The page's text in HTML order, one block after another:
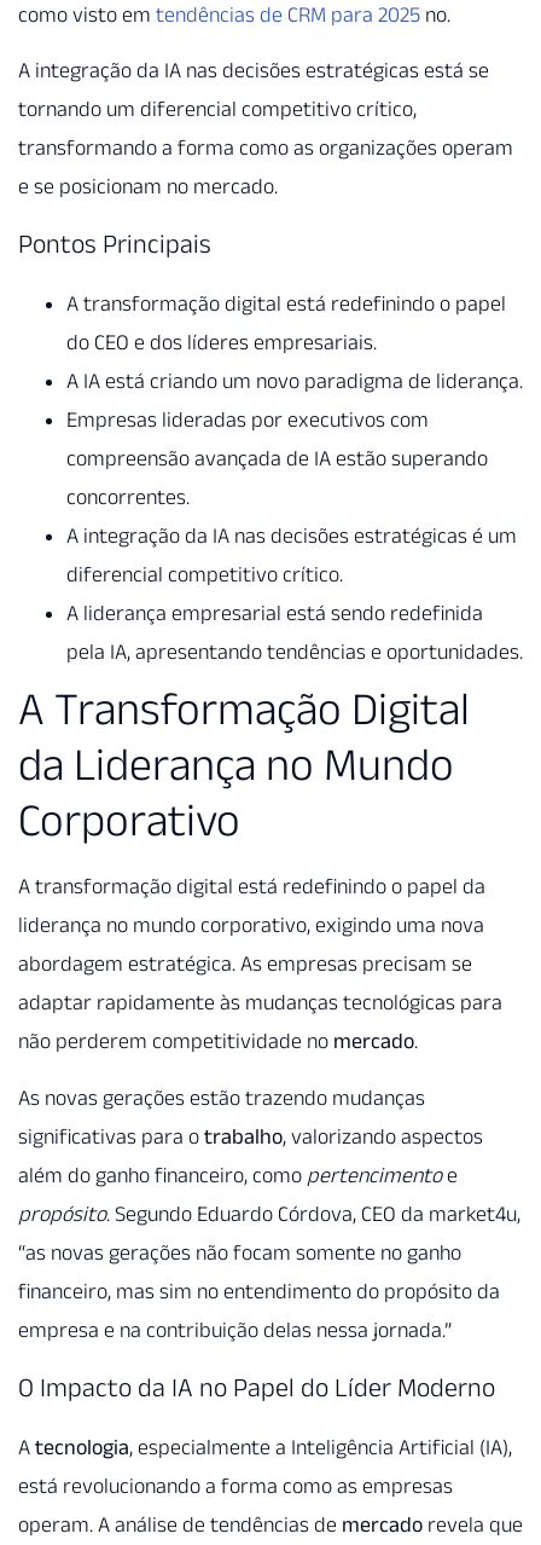
como visto em tendências de CRM para 2025 no.
A integração da IA nas decisões estratégicas está se
tornando um diferencial competitivo crítico,
transformando a forma como as organizações operam
e se posicionam no mercado.
Pontos Principais
A transformação digital está redefinindo o papel
do CEO e dos líderes empresariais.
A IA está criando um novo paradigma de liderança.
Empresas lideradas por executivos com
compreensão avançada de IA estão superando
concorrentes.
A integração da IA nas decisões estratégicas é um
diferencial competitivo crítico.
A liderança empresarial está sendo redefinida
pela IA, apresentando tendências e oportunidades.
A Transformação Digital
da Liderança no Mundo
Corporativo
A transformação digital está redefinindo o papel da
liderança no mundo corporativo, exigindo uma nova
abordagem estratégica. As empresas precisam se
adaptar rapidamente às mudanças tecnológicas para
não perderem competitividade no mercado.
As novas gerações estão trazendo mudanças
significativas para o trabalho, valorizando aspectos
além do ganho financeiro, como pertencimentoe
propósito. Segundo Eduardo Córdova, CEO da market4u,
“as novas gerações não focam somente no ganho
financeiro, mas sim no entendimento do propósito da
empresa e na contribuição delas nessa jornada.”
O Impacto da IA no Papel do Líder Moderno
A tecnologia, especialmente a Inteligência Artificial (IA),
está revolucionando a forma como as empresas
operam. A análise de tendências de mercado revela que